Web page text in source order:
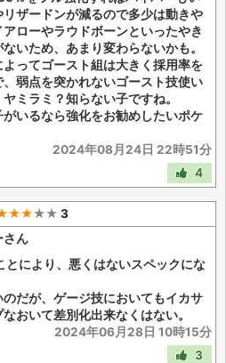
ザードンが減るので多少は動きや
ローやラウドボーンといったやき
いため、あまり変わらないかも。
ってゴースト組は大きく採用率を
弱点を突かれないゴースト技使い
ミラミ？知らない子ですね。
いるなら強化をお勧めしたいポケ
2024年08月24日 22時51分
4
★★ 3
さん
とにより、悪くはないスペックにな
だが、ゲージ技においてもイカサ
おいて差別化出来なくはない。
2024年06月28日 10時15分
3